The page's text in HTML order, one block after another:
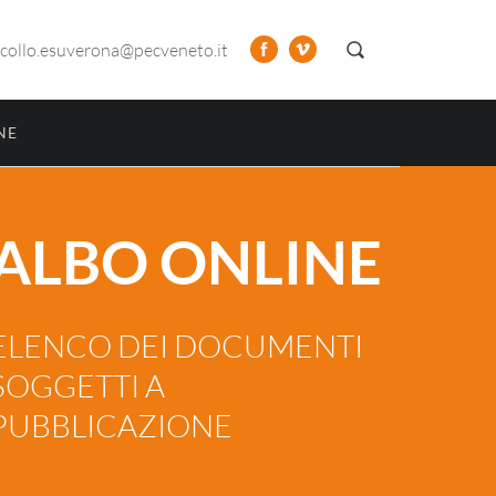
ONLINE
DEI DOCUMENTI
A